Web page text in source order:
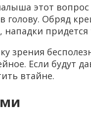
этот
голову. Обряд
зрения
Если будут
втайне.